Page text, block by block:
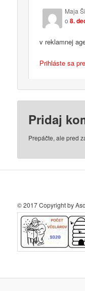
Maja
o8.
v reklamnej
Prihláste sa
Pridaj
Prepáčte, ale pred
© 2017 Copyright by